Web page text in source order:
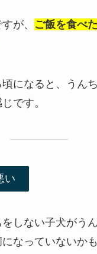
が、
ご飯を食べ
になると、うん
です。
い
しない子犬がう
なっていないか